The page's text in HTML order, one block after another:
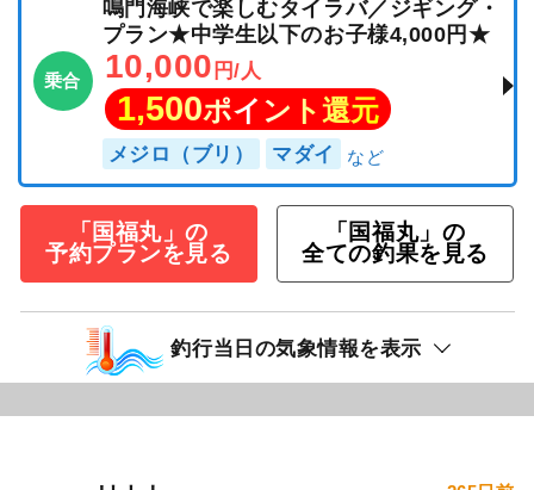
乗合
鳴門海峡で楽しむタイラバ／ジギング・
プラン★中学生以下のお子様4,000円★
10,000 円/人
1,500ポイント還元
メジロ（ブリ） マダイ
「国福丸」の
予約プランを見る
「国福丸」の
全ての釣果を見る
釣行当日の気象情報を表示